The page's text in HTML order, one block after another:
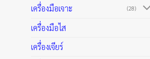
เครื่องมือเจาะ (28)
เครื่องมือไส
เครื่องเจียร์